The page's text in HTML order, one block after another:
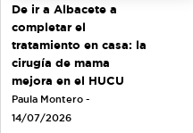
De ir a Albacete a
completar el
tratamiento en casa: la
cirugía de mama
mejora en el HUCU
Paula Montero -
14/07/2026